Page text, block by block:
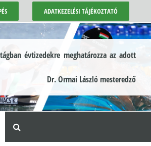
ADATKEZELÉSI TÁJÉKOZTATÓ
évtizedekre meghatározza az adott
Dr. Ormai László mesteredző